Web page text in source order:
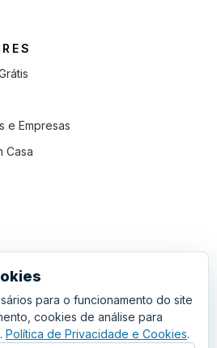
e Empresas
Casa
para o funcionamento do site
cookies de análise para
Política de Privacidade e Cookies.